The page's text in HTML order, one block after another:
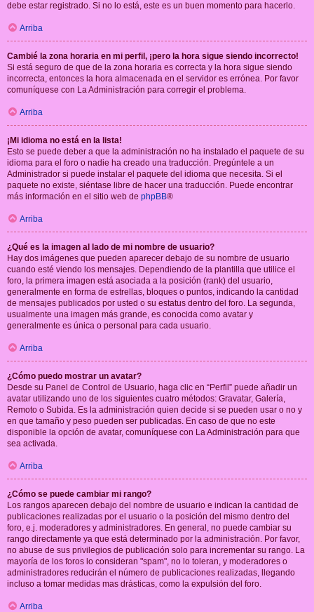
debe estar registrado. Si no lo está, este es un buen momento para hacerlo.
Arriba
Cambié la zona horaria en mi perfil, ¡pero la hora sigue siendo incorrecto!
Si está seguro de que de la zona horaria es correcta y la hora sigue siendo
incorrecta, entonces la hora almacenada en el servidor es errónea. Por favor
comuníquese con La Administración para corregir el problema.
Arriba
¡Mi idioma no está en la lista!
Esto se puede deber a que la administración no ha instalado el paquete de su
idioma para el foro o nadie ha creado una traducción. Pregúntele a un
Administrador si puede instalar el paquete del idioma que necesita. Si el
paquete no existe, siéntase libre de hacer una traducción. Puede encontrar
más información en el sitio web de phpBB®
Arriba
¿Qué es la imagen al lado de mi nombre de usuario?
Hay dos imágenes que pueden aparecer debajo de su nombre de usuario
cuando esté viendo los mensajes. Dependiendo de la plantilla que utilice el
foro, la primera imagen está asociada a la posición (rank) del usuario,
generalmente en forma de estrellas, bloques o puntos, indicando la cantidad
de mensajes publicados por usted o su estatus dentro del foro. La segunda,
usualmente una imagen más grande, es conocida como avatar y
generalmente es única o personal para cada usuario.
Arriba
¿Cómo puedo mostrar un avatar?
Desde su Panel de Control de Usuario, haga clic en “Perfil” puede añadir un
avatar utilizando uno de los siguientes cuatro métodos: Gravatar, Galería,
Remoto o Subida. Es la administración quien decide si se pueden usar o no y
en que tamaño y peso pueden ser publicadas. En caso de que no este
disponible la opción de avatar, comuníquese con La Administración para que
sea activada.
Arriba
¿Cómo se puede cambiar mi rango?
Los rangos aparecen debajo del nombre de usuario e indican la cantidad de
publicaciones realizadas por el usuario o la posición del mismo dentro del
foro, e.j. moderadores y administradores. En general, no puede cambiar su
rango directamente ya que está determinado por la administración. Por favor,
no abuse de sus privilegios de publicación solo para incrementar su rango. La
mayoría de los foros lo consideran "spam", no lo toleran, y moderadores o
administradores reducirán el número de publicaciones realizadas, llegando
incluso a tomar medidas mas drásticas, como la expulsión del foro.
Arriba